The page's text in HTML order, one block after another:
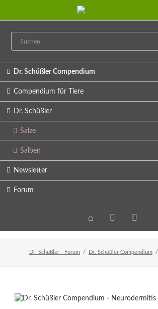
Dr. Schüßler Compendium
Compendium für Tiere
Dr. Schüßler
Salze
Salben
Newsletter
Forum
Home Veranstaltungen
Newsletter
Dr. Schüßler - Forum Dr. Schüßler Compendium